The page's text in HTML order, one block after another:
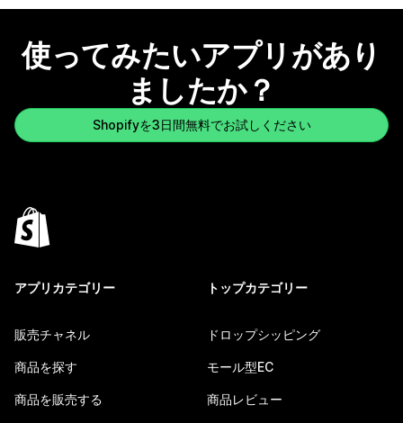
使ってみたいアプリがあり
ましたか？
Shopifyを3日間無料でお試しください
アプリカテゴリー
販売チャネル
商品を探す
商品を販売する
トップカテゴリー
ドロップシッピング
モール型EC
商品レビュー